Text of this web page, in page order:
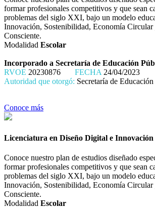
formar profesionales competitivos y que sean
problemas del siglo XXI, bajo un modelo
Innovación, Sostenibilidad, Economía
Consciente.
Modalidad Escolar
Incorporado a Secretaría de Educación
RVOE 20230876 FECHA 24/04/2023
Autoridad que otorgó: Secretaría de
Conoce más
Licenciatura en Diseño Digital e
Conoce nuestro plan de estudios diseñado
formar profesionales competitivos y que sean
problemas del siglo XXI, bajo un modelo
Innovación, Sostenibilidad, Economía
Consciente.
Modalidad Escolar